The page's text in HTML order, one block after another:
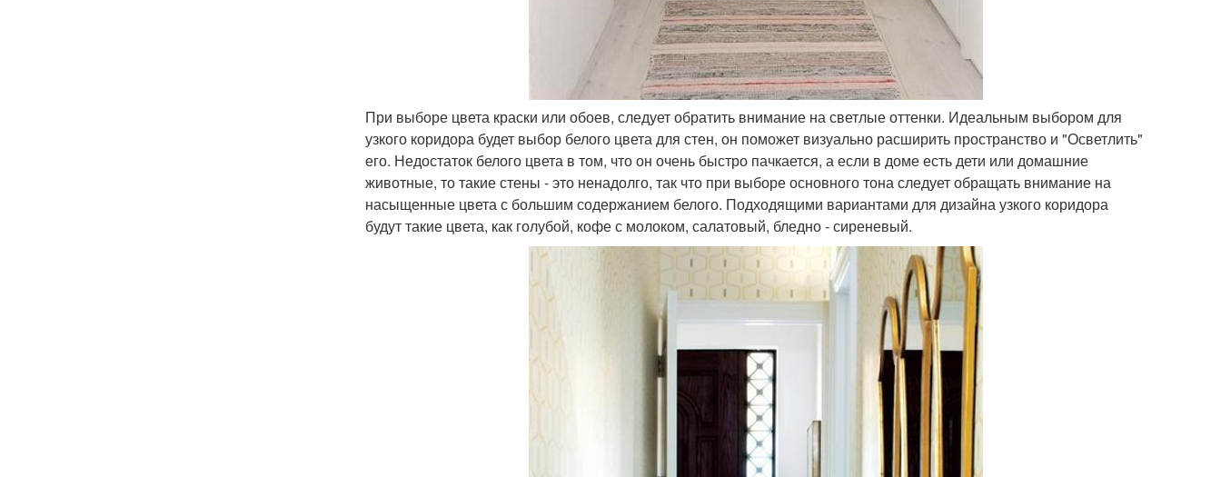
При выборе цвета краски или обоев, следует обратить внимание на светлые оттенки. Идеальным выбором для
узкого коридора будет выбор белого цвета для стен, он поможет визуально расширить пространство и "Осветлить"
его. Недостаток белого цвета в том, что он очень быстро пачкается, а если в доме есть дети или домашние
животные, то такие стены - это ненадолго, так что при выборе основного тона следует обращать внимание на
насыщенные цвета с большим содержанием белого. Подходящими вариантами для дизайна узкого коридора
будут такие цвета, как голубой, кофе с молоком, салатовый, бледно - сиреневый.